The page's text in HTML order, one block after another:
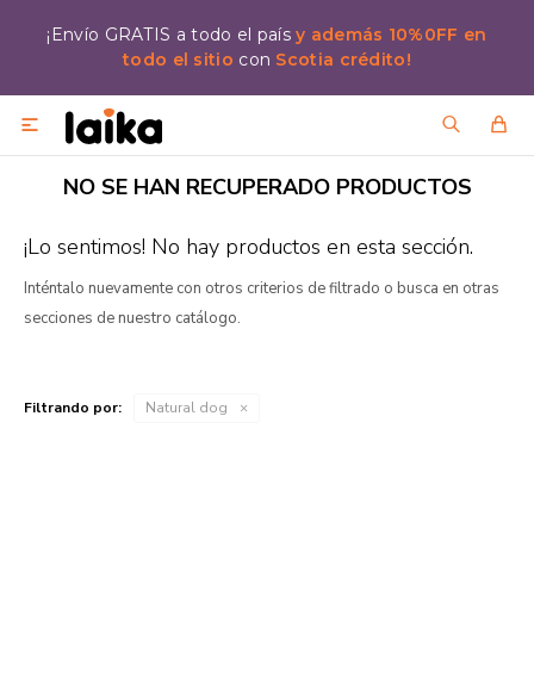
¡Envío GRATIS a todo el paísy además 10%0FF en
todo el sitio con Scotia crédito!

NO SE HAN RECUPERADO PRODUCTOS
¡Lo sentimos! No hay productos en esta sección.
Inténtalo nuevamente con otros criterios de filtrado o busca en otras
secciones de nuestro catálogo.
Filtrando por: Natural dog